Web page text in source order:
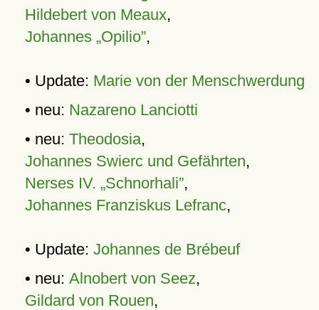
Hildebert von Meaux,
Johannes „Opilio”,
• Update: Marie von der Menschwerdung
• neu: Nazareno Lanciotti
• neu: Theodosia,
Johannes Swierc und Gefährten,
Nerses IV. „Schnorhali”,
Johannes Franziskus Lefranc,
• Update: Johannes de Brébeuf
• neu: Alnobert von Seez,
Gildard von Rouen,